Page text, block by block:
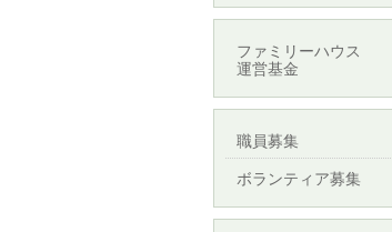
ファミリーハウス
運営基金
職員募集
ボランティア募集